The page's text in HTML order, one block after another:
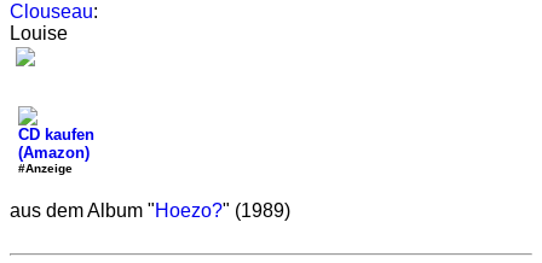
Clouseau:
Louise
CD kaufen
(Amazon)
#Anzeige
aus dem Album "Hoezo?" (1989)